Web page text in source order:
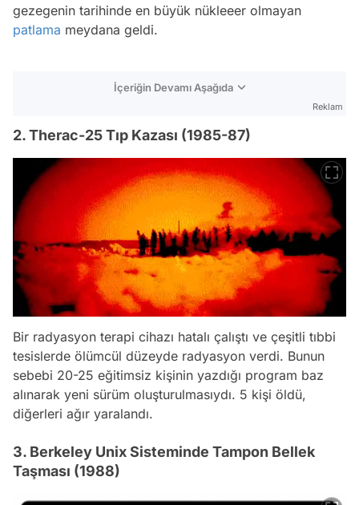
gezegenin tarihinde en büyük nükleeer olmayan
patlama meydana geldi.
İçeriğin Devamı Aşağıda
Reklam
2. Therac-25 Tıp Kazası (1985-87)
Bir radyasyon terapi cihazı hatalı çalıştı ve çeşitli tıbbi
tesislerde ölümcül düzeyde radyasyon verdi. Bunun
sebebi 20-25 eğitimsiz kişinin yazdığı program baz
alınarak yeni sürüm oluşturulmasıydı. 5 kişi öldü,
diğerleri ağır yaralandı.
3. Berkeley Unix Sisteminde Tampon Bellek
Taşması (1988)